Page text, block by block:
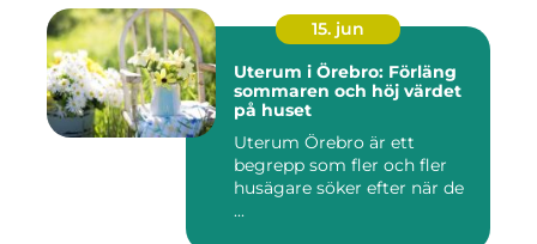
15. jun
Uterum i Örebro: Förläng
sommaren och höj värdet
på huset
Uterum Örebro är ett
begrepp som fler och fler
husägare söker efter när de
...